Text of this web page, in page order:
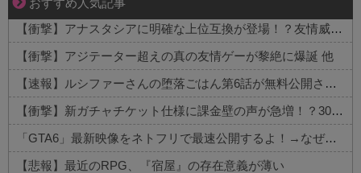
おすすめ人気記事
【衝撃】アナスタシアに明確な上位互換が登場！？友情威力10倍級のバケモン性能 他
【衝撃】アジテーター超えの真の友情ゲーが黎絶に爆誕 他
【速報】ルシファーさんの堕落ごはん第6話が無料公開された件 他
【衝撃】新ガチャチケット仕様に課金壁の声が急増！？30連でどうなる 他
「GTA6」最新映像をネトフリで最速公開するよ！→なぜかXで大炎上中wwww 他
【悲報】最近のRPG、『宿屋』の存在意義が薄い